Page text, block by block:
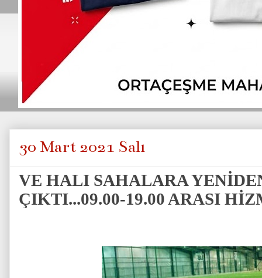
30 Mart 2021 Salı
VE HALI SAHALARA
ÇIKTI...09.00-19.00 ARASI